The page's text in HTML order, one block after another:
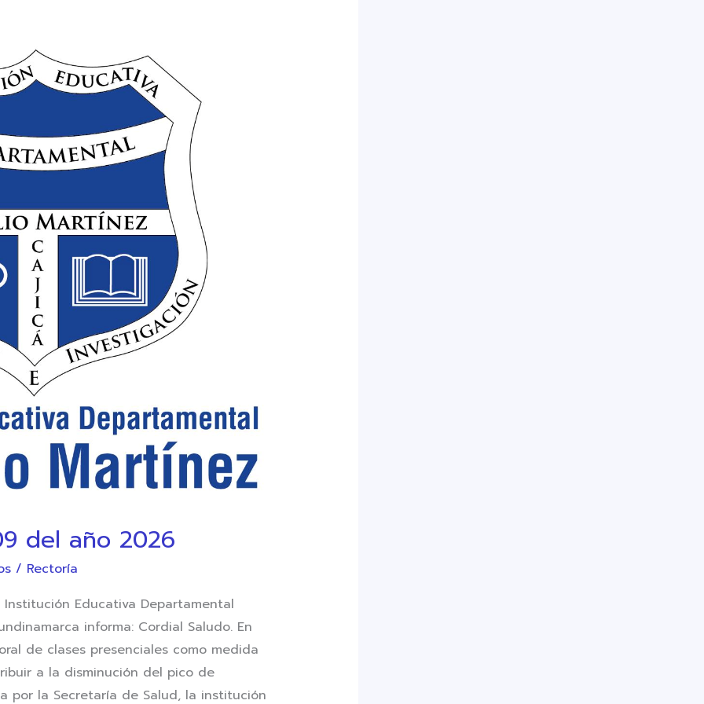
del año 2026
/ Rectoría
Institución Educativa Departamental
informa: Cordial Saludo. En
de clases presenciales como medida
a la disminución del pico de
por la Secretaría de Salud, la institución